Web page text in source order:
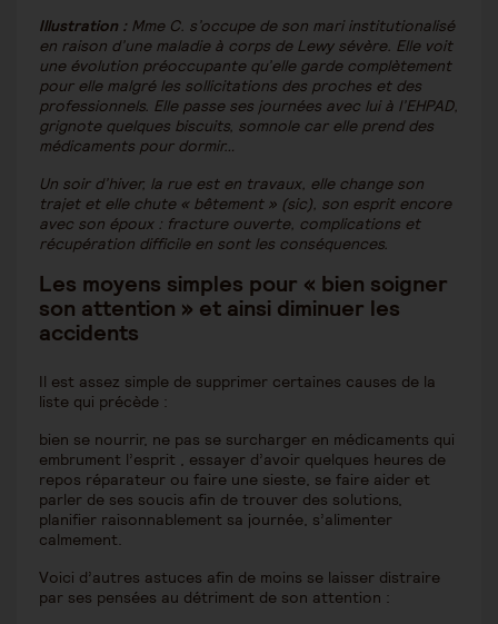
Illustration : Mme C. s’occupe de son mari institutionalisé
en raison d’une maladieà corps de Lewy sévère. Elle voit
une évolution préoccupante qu’elle garde complètement
pour elle malgré les sollicitations des proches et des
professionnels. Elle passe ses journées avec lui à l’EHPAD,
grignote quelques biscuits, somnole car elle prend des
médicaments pour dormir…
Un soir d’hiver, la rue est en travaux, elle change son
trajet et elle chute « bêtement » (sic), son esprit encore
avec son époux : fracture ouverte, complications et
récupération difficile en sont les conséquences.
Les moyens simples pour « bien soigner
son attention » et ainsi diminuer les
accidents
Il est assez simple de supprimer certaines causes de la
liste qui précède :
bien se nourrir, ne pas se surcharger en médicaments qui
embrument l’esprit , essayer d’avoir quelques heures de
repos réparateur ou faire une sieste, se faire aider et
parler de ses soucis afin de trouver des solutions,
planifier raisonnablement sa journée, s’alimenter
calmement.
Voici d’autres astuces afin de moins se laisser distraire
par ses pensées au détriment de son attention :